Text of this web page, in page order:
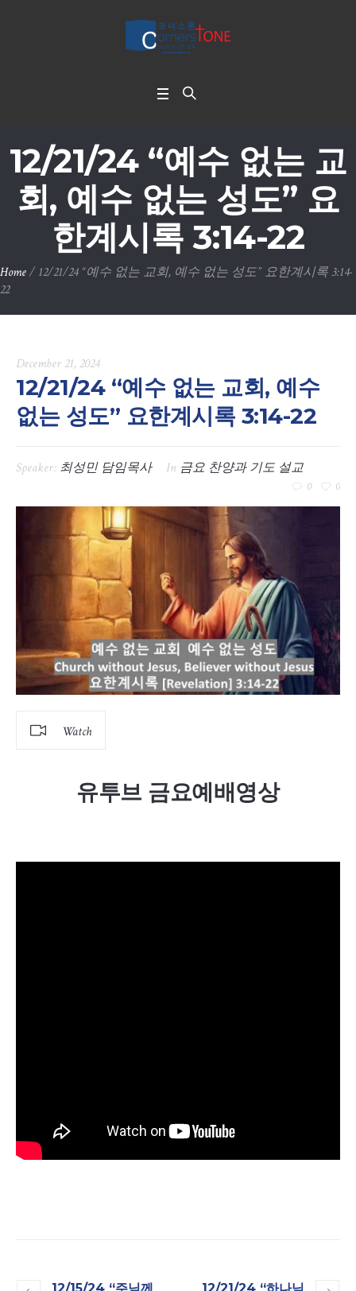
12/21/24 “예수 없는 교
회, 예수 없는 성도” 요
한계시록 3:14-22
Home/ 12/21/24 “예수 없는 교회, 예수 없는 성도” 요한계시록 3:14-
22
December 21, 2024
12/21/24 “예수 없는 교회, 예수
없는 성도” 요한계시록 3:14-22
Speaker: 최성민 담임목사 In 금요 찬양과 기도 설교
0 0
Watch
유투브 금요예배영상
12/15/24 “주님께
12/21/24 “하나님